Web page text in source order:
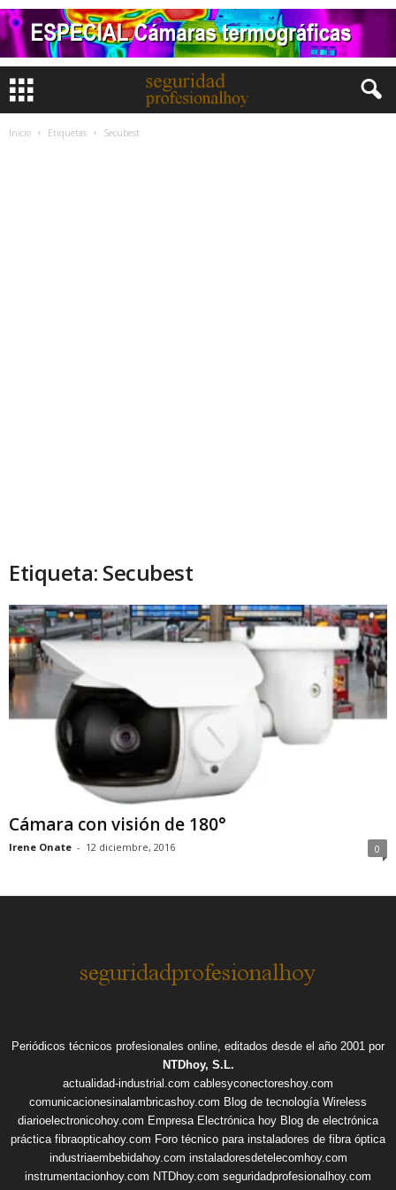
Inicio Etiquetas Secubest
Etiqueta: Secubest
Cámara con visión de 180°
Irene Onate - 12 diciembre, 2016 0
Periódicos técnicos profesionales online, editados desde el año 2001 por
NTDhoy, S.L.
actualidad-industrial.com cablesyconectoreshoy.com
comunicacionesinalambricashoy.com Blog de tecnología Wireless
diarioelectronicohoy.com Empresa Electrónica hoy Blog de electrónica
práctica fibraopticahoy.com Foro técnico para instaladores de fibra óptica
industriaembebidahoy.com instaladoresdetelecomhoy.com
instrumentacionhoy.com NTDhoy.com seguridadprofesionalhoy.com